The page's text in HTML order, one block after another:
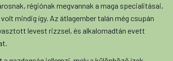
régiónak megvannak a maga specialitásai,
mindig így. Az átlagember talán még csupán
levest rizzsel, és alkalomadtán evett